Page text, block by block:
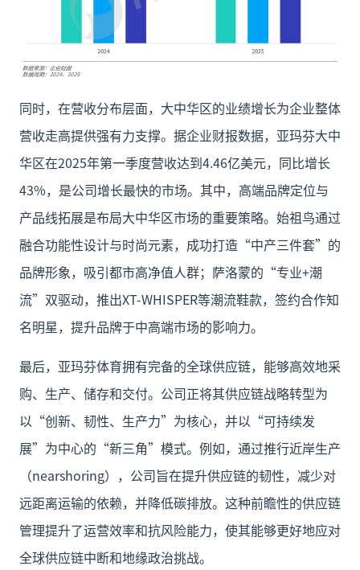
同时，在营收分布层面，大中华区的业绩增长为企业整体
营收走高提供强有力支撑。据企业财报数据，亚玛芬大中
华区在2025年第一季度营收达到4.46亿美元，同比增长
43%，是公司增长最快的市场。其中，高端品牌定位与
产品线拓展是布局大中华区市场的重要策略。始祖鸟通过
融合功能性设计与时尚元素，成功打造“中产三件套”的
品牌形象，吸引都市高净值人群；萨洛蒙的“专业+潮
流”双驱动，推出XT-WHISPER等潮流鞋款，签约合作知
名明星，提升品牌于中高端市场的影响力。
最后，亚玛芬体育拥有完备的全球供应链，能够高效地采
购、生产、储存和交付。公司正将其供应链战略转型为
以“创新、韧性、生产力”为核心，并以“可持续发
展”为中心的“新三角”模式。例如，通过推行近岸生产
（nearshoring），公司旨在提升供应链的韧性，减少对
远距离运输的依赖，并降低碳排放。这种前瞻性的供应链
管理提升了运营效率和抗风险能力，使其能够更好地应对
全球供应链中断和地缘政治挑战。